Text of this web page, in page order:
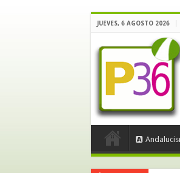
JUEVES, 6 AGOSTO 2026